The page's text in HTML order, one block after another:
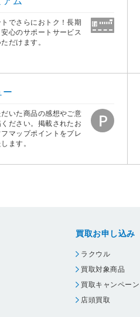
でさらにおトク！長期
心のサポートサービス
だけます。
ー
だいた商品の感想やご意
ださい。掲載されたお
マップポイントをプレ
ます。
買取お申し込み
ラクウル
買取対象商品
買取キャンペーン
店頭買取